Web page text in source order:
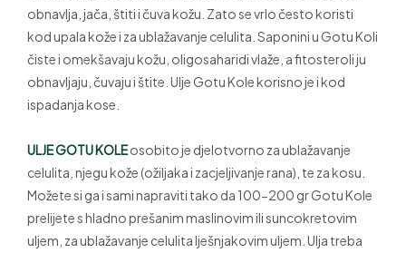
obnavlja, jača, štiti i čuva kožu. Zato se vrlo često koristi
kod upala kože i za ublažavanje celulita. Saponini u Gotu Koli
čiste i omekšavaju kožu, oligosaharidi vlaže, a fitosteroli ju
obnavljaju, čuvaju i štite. Ulje Gotu Kole korisno je i kod
ispadanja kose.
ULJE GOTU KOLEosobito je djelotvorno za ublažavanje
celulita, njegu kože (ožiljaka i zacjeljivanje rana), te za kosu.
Možete si ga i sami napraviti tako da 100-200 gr Gotu Kole
prelijete s hladno prešanim maslinovim ili suncokretovim
uljem, za ublažavanje celulita lješnjakovim uljem. Ulja treba